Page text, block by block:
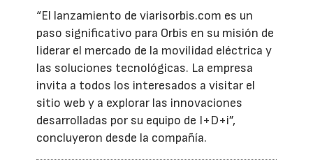
“El lanzamiento de viarisorbis.com es un
paso significativo para Orbis en su misión de
liderar el mercado de la movilidad eléctrica y
las soluciones tecnológicas. La empresa
invita a todos los interesados a visitar el
sitio web y a explorar las innovaciones
desarrolladas por su equipo de I+D+i”,
concluyeron desde la compañía.